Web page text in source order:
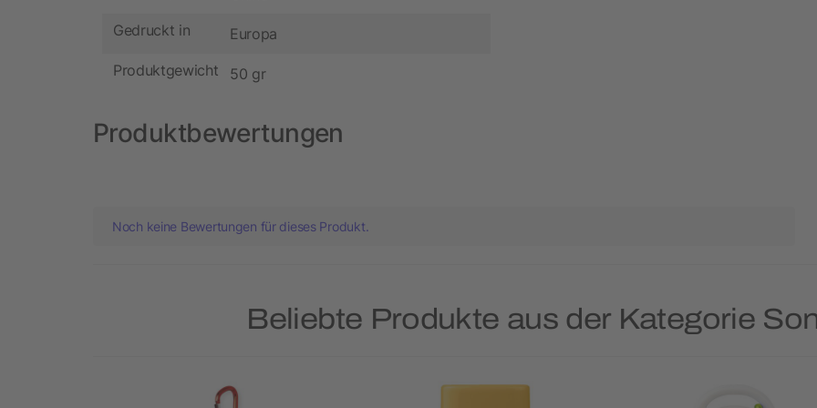
Gedruckt in Europa
Produktgewicht 50 gr
Produktbewertungen
Noch keine Bewertungen für dieses Produkt.
Beliebte Produkte aus der Kategorie